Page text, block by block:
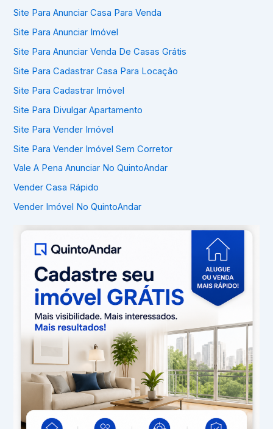
Site Para Anunciar Casa Para Venda
Site Para Anunciar Imóvel
Site Para Anunciar Venda De Casas Grátis
Site Para Cadastrar Casa Para Locação
Site Para Cadastrar Imóvel
Site Para Divulgar Apartamento
Site Para Vender Imóvel
Site Para Vender Imóvel Sem Corretor
Vale A Pena Anunciar No QuintoAndar
Vender Casa Rápido
Vender Imóvel No QuintoAndar